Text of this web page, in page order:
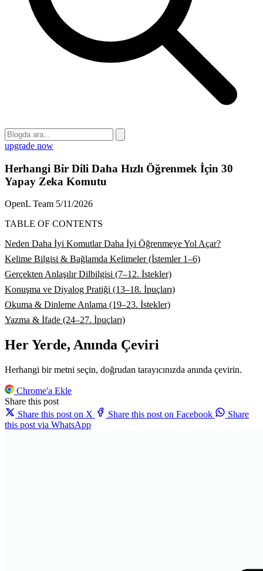
upgrade now
Herhangi Bir Dili Daha Hızlı Öğrenmek İçin 30
Yapay Zeka Komutu
OpenL Team 5/11/2026
TABLE OF CONTENTS
Neden Daha İyi Komutlar Daha İyi Öğrenmeye Yol Açar?
Kelime Bilgisi & Bağlamda Kelimeler (İstemler 1–6)
Gerçekten Anlaşılır Dilbilgisi (7–12. İstekler)
Konuşma ve Diyalog Pratiği (13–18. İpuçları)
Okuma & Dinleme Anlama (19–23. İstekler)
Yazma & İfade (24–27. İpuçları)
Her Yerde, Anında Çeviri
Herhangi bir metni seçin, doğrudan tarayıcınızda anında çevirin.
Chrome'a Ekle
Share this post
Share this post on X
Share this post on Facebook
Share
this post via WhatsApp